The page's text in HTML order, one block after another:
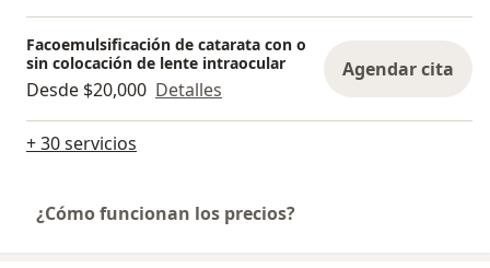
Facoemulsificación de catarata con o
sin colocación de lente intraocular
Desde $20,000 Detalles
Agendar cita
+ 30 servicios
¿Cómo funcionan los precios?